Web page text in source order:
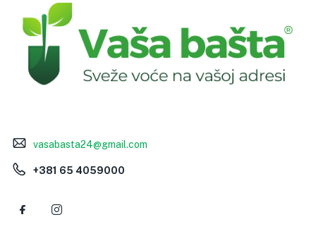
vasabasta24@gmail.com
+381 65 4059000